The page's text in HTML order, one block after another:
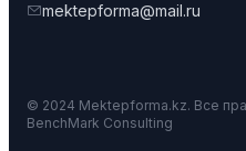
mektepforma@mail.ru
© 2024 Mektepforma.kz. Все
BenchMark Consulting